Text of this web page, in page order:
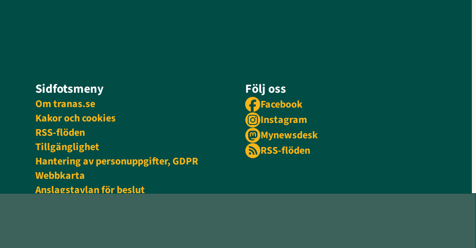
Sidfotsmeny
Om tranas.se
Kakor och cookies
RSS-flöden
Tillgänglighet
Hantering av personuppgifter, GDPR
Webbkarta
Anslagstavlan för beslut
Följ oss
Facebook
Instagram
Mynewsdesk
RSS-flöden